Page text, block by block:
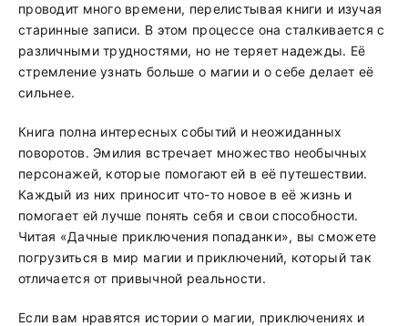
проводит много времени, перелистывая книги и изучая
старинные записи. В этом процессе она сталкивается с
различными трудностями, но не теряет надежды. Её
стремление узнать больше о магии и о себе делает её
сильнее.
Книга полна интересных событий и неожиданных
поворотов. Эмилия встречает множество необычных
персонажей, которые помогают ей в её путешествии.
Каждый из них приносит что-то новое в её жизнь и
помогает ей лучше понять себя и свои способности.
Читая «Дачные приключения попаданки», вы сможете
погрузиться в мир магии и приключений, который так
отличается от привычной реальности.
Если вам нравятся истории о магии, приключениях и